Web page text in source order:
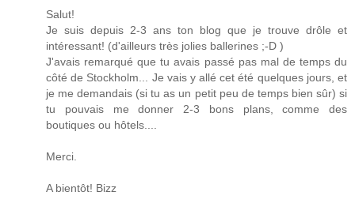
Salut!
Je suis depuis 2-3 ans ton blog que je trouve drôle et
intéressant! (d'ailleurs très jolies ballerines ;-D )
J'avais remarqué que tu avais passé pas mal de temps du
côté de Stockholm... Je vais y allé cet été quelques jours, et
je me demandais (si tu as un petit peu de temps bien sûr) si
tu pouvais me donner 2-3 bons plans, comme des
boutiques ou hôtels....
Merci.
A bientôt! Bizz